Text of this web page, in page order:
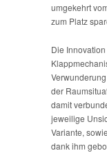
umgekehrt
zum Platz
Die
der
damit
jeweilige
Variante,
dank ihm